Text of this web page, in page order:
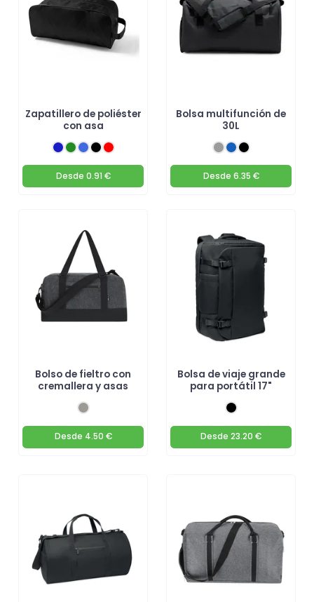
Zapatillero de poliéster
con asa
Desde 0.91 €
Bolsa multifunción de
30L
Desde 6.35 €
Bolso de fieltro con
cremallera y asas
Desde 4.50 €
Bolsa de viaje grande
para portátil 17"
Desde 23.20 €